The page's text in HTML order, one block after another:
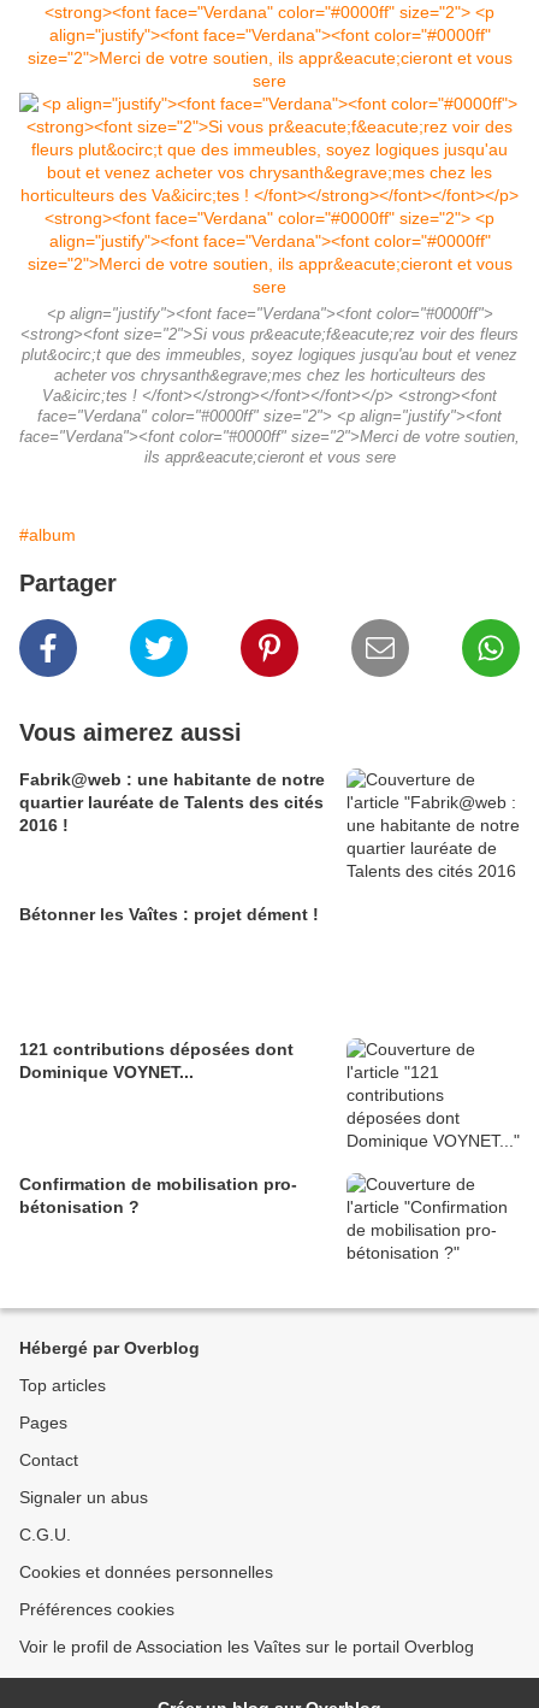
<p align="justify"><font face="Verdana"><font color="#0000ff">
<strong><font size="2">Si vous pr&eacute;f&eacute;rez voir des fleurs
plut&ocirc;t que des immeubles, soyez logiques jusqu'au bout et venez
acheter vos chrysanth&egrave;mes chez les horticulteurs des
Va&icirc;tes ! </font></strong></font></font></p> <strong><font
face="Verdana" color="#0000ff" size="2"> <p align="justify"><font
face="Verdana"><font color="#0000ff" size="2">Merci de votre soutien,
ils appr&eacute;cieront et vous sere
#album
Partager
Vous aimerez aussi
Fabrik@web : une habitante de notre
quartier lauréate de Talents des cités
2016 !
Bétonner les Vaîtes : projet dément !
121 contributions déposées dont
Dominique VOYNET...
Confirmation de mobilisation pro-
bétonisation ?
Hébergé par Overblog
Top articles
Pages
Contact
Signaler un abus
C.G.U.
Cookies et données personnelles
Préférences cookies
Voir le profil de Association les Vaîtes sur le portail Overblog